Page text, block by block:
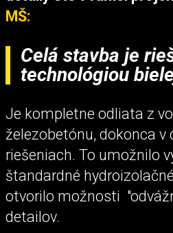
MŠ:
Celá stavba je
technológiou
Je kompletne odliata z
železobetónu, dokonca v
riešeniach. To umožnilo
štandardné
otvorilo možnosti
detailov.